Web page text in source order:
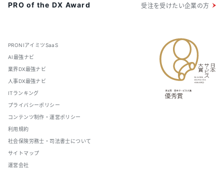
PRONIアイミツSaaS
AI最強ナビ
業界DX最強ナビ
人事DX最強ナビ
ITランキング
プライバシーポリシー
コンテンツ制作・運営ポリシー
利用規約
社会保険労務士・司法書士について
サイトマップ
運営会社
PRO of the DX Award
受注を受けたい企業の方